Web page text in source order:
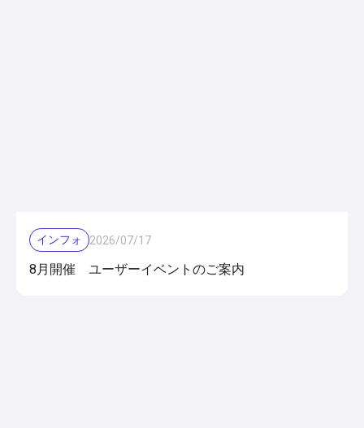
インフォ 2026/07/17
8月開催 ユーザーイベントのご案内